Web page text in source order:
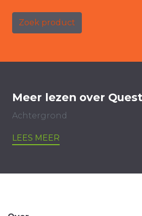
Zoek product
Meer lezen over
Achtergrond
LEES MEER